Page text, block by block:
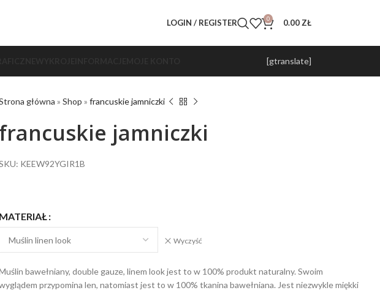
LOGIN / REGISTER 0 0.00 ZŁ
[gtranslate]
główna » Shop » francuskie jamniczki
francuskie jamniczki
KEEW92YGIR1B
MATERIAŁ
Wyczyść
bawełniany, double gauze, linem look jest to w 100% produkt naturalny. Swoim
przypomina len, natomiast jest to w 100% tkanina bawełniana. Jest niezwykle miękki